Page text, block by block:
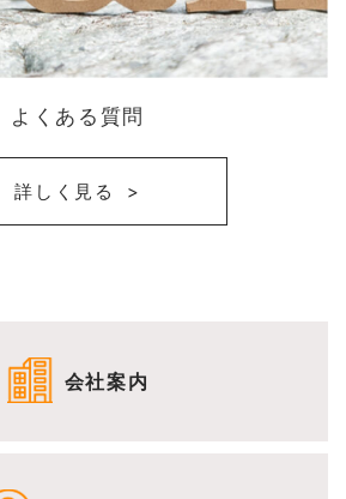
よくある質問
詳しく見る
会社案内